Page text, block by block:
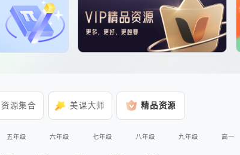
资源集合 美课大师 精品资源
五年级 六年级 七年级 八年级 九年级 高一